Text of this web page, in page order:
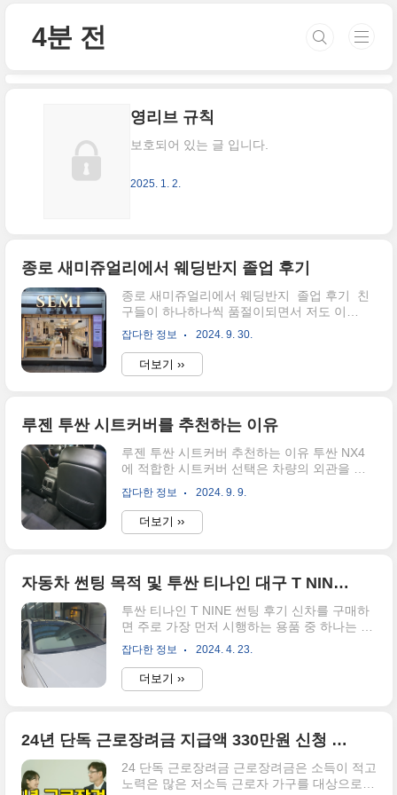
4분 전
영리브 규칙
보호되어 있는 글 입니다.
2025. 1. 2.
종로 새미쥬얼리에서 웨딩반지 졸업 후기
종로 새미쥬얼리에서 웨딩반지 졸업 후기 친
구들이 하나하나씩 품절이되면서 저도 이
제 곧 품절녀가 되는 순간이 다가오고 있어
요. 결혼준비라는게 말로만 듣다가 정말 준
비 할 것들이 많더라구요, 하지만 오늘만큼
은 제일 제가 기대하던 순간이랍니다. 바로 결
공하는 곳으로, 30년 이상의 전통을 자랑하
과 세밀한 상담으로 많은 예비부부들에게 사랑
받고 있는 곳이랍니다. 오늘은는 제가 직접 종
로 새미쥬얼리를 방문해 웨딩반지를 구매한 후
정, 그리고 반지 선택 팁에 대해 상세하게 알려
드릴게요! 새미쥬얼리 방문 및 상담 과정 처
잡다한 정보 2024. 9. 30.
더보기 ››
루젠 투싼 시트커버를 추천하는 이유
루젠 투싼 시트커버 추천하는 이유 투싼 NX4
에 적합한 시트커버 선택은 차량의 외관을 깔
끔하게 유지하고, 내부를 보호하며, 운전자의
편의성을 높이는 중요한 요소입니다. 특히 루
젠 시트커버는 다양한 장점으로 인해 많은 투
싼 NX4 오너들 사이에서 인기를 끌고 있습니
싼 시트커버 구매하기 완벽한 일체감과 간편
일체감을 자랑합니다. 시트백 커버 뒤에 소모
품을 보관할 수 있는 공간이 있어 깔끔한 구성
이 가능하며, 설치도 매우 간편하여 초보자도
러 장착할 수 있을 정도로 간단하게 되어 있어,
추가적인 도구 없이도 5분 내로 장착이 ..
잡다한 정보 2024. 9. 9.
더보기 ››
자동차 썬팅 목적 및 투싼 티나인 대구 T NINE 썬팅 후기
투싼 티나인 T NINE 썬팅 후기 신차를 구매하
면 주로 가장 먼저 시행하는 용품 중 하나는 바
로 자동차 썬팅 입니다. 물론 카마스터를 통해
썬팅이나 차의 매트를 서비스 받지만 스스로
썬팅을 하기도 합니다. 그럼 왜 차에 썬팅을 해
야하는지 한번 아래를 확인 해보고 대구 지역
다. HTML 삽입 미리보기할 수 없는 소스
썬팅의 정의와 목적 자동차 썬팅은 자동차 유
리에 특수한 필름을 부착하여 태양열과 자외선
잡다한 정보 2024. 4. 23.
더보기 ››
24년 단독 근로장려금 지급액 330만원 신청 방법
24 단독 근로장려금 근로장려금은 소득이 적고
노력은 많은 저소득 근로자 가구를 대상으로